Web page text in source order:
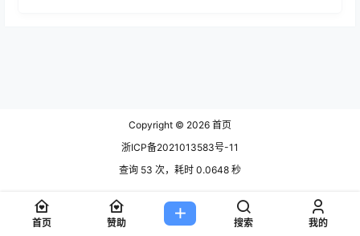
Copyright © 2026 首页
浙ICP备2021013583号-11
查询 53 次，耗时 0.0648 秒
首页 赞助 搜索 我的